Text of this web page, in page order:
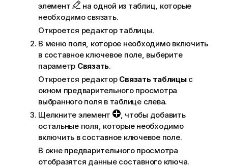
элемент
на одной из таблиц, которые
необходимо связать.
Откроется редактор таблицы.
В меню поля, которое необходимо включить
в составное ключевое поле, выберите
параметр Связать.
Откроется редактор Связать таблицыс
окном предварительного просмотра
выбранного поля в таблице слева.
Щелкните элемент
, чтобы добавить
остальные поля, которые необходимо
включить в составное ключевое поле.
В окне предварительного просмотра
отобразятся данные составного ключа.